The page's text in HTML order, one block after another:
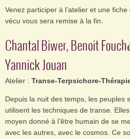
Venez participer à l’atelier et une
vécu vous sera remise à la fin.
Chantal Biwer, Benoit
Yannick Jouan
Atelier : Transe-Terpsichore-
Depuis la nuit des temps, les peuples
utilisent les techniques de transe.
moyen donné à l’être humain de se
avec les autres, avec le cosmos. Ce